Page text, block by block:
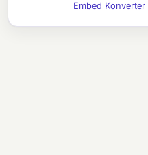
Embed